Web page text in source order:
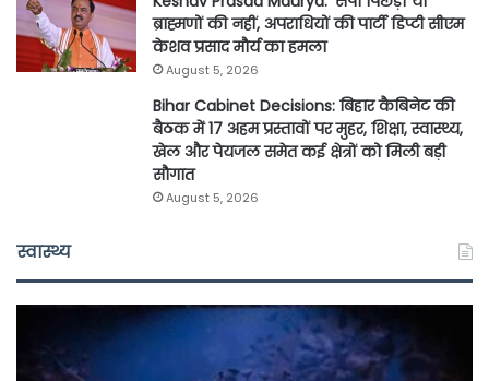
ब्राह्मणों की नहीं, अपराधियों की पार्टी डिप्टी सीएम
केशव प्रसाद मौर्य का हमला
August 5, 2026
Bihar Cabinet Decisions: बिहार कैबिनेट की
बैठक में 17 अहम प्रस्तावों पर मुहर, शिक्षा, स्वास्थ्य,
खेल और पेयजल समेत कई क्षेत्रों को मिली बड़ी
सौगात
August 5, 2026
स्वास्थ्य